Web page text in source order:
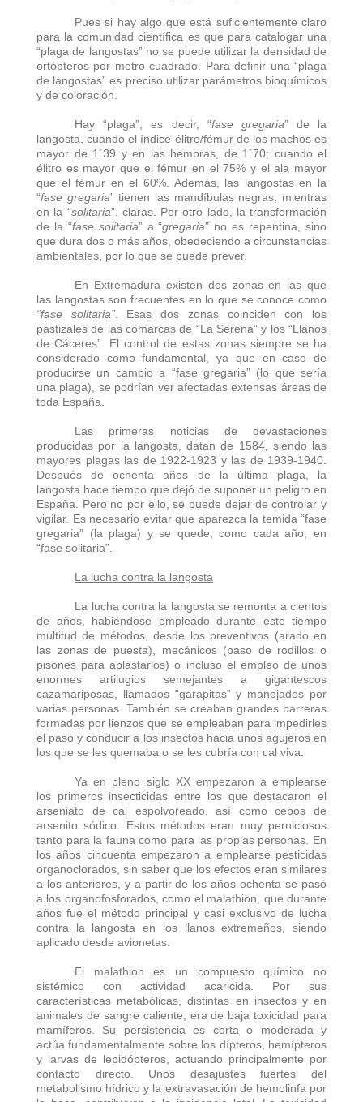
Pues si hay algo que está suficientemente claro
para la comunidad científica es que para catalogar una
“plaga de langostas” no se puede utilizar la densidad de
ortópteros por metro cuadrado. Para definir una “plaga
de langostas” es preciso utilizar parámetros bioquímicos
y de coloración.
Hay “plaga”, es decir, “fase gregaria” de la
langosta, cuando el índice élitro/fémur de los machos es
mayor de 1´39 y en las hembras, de 1´70; cuando el
élitro es mayor que el fémur en el 75% y el ala mayor
que el fémur en el 60%. Además, las langostas en la
“fase gregaria” tienen las mandíbulas negras, mientras
en la “solitaria”, claras. Por otro lado, la transformación
de la “fase solitaria” a “gregaria” no es repentina, sino
que dura dos o más años, obedeciendo a circunstancias
ambientales, por lo que se puede prever.
En Extremadura existen dos zonas en las que
las langostas son frecuentes en lo que se conoce como
“fase solitaria”. Esas dos zonas coinciden con los
pastizales de las comarcas de “La Serena” y los “Llanos
de Cáceres”. El control de estas zonas siempre se ha
considerado como fundamental, ya que en caso de
producirse un cambio a “fase gregaria” (lo que sería
una plaga), se podrían ver afectadas extensas áreas de
toda España.
Las primeras noticias de devastaciones
producidas por la langosta, datan de 1584, siendo las
mayores plagas las de 1922-1923 y las de 1939-1940.
Después de ochenta años de la última plaga, la
langosta hace tiempo que dejó de suponer un peligro en
España. Pero no por ello, se puede dejar de controlar y
vigilar. Es necesario evitar que aparezca la temida “fase
gregaria” (la plaga) y se quede, como cada año, en
“fase solitaria”.
La lucha contra la langosta
La lucha contra la langosta se remonta a cientos
de años, habiéndose empleado durante este tiempo
multitud de métodos, desde los preventivos (arado en
las zonas de puesta), mecánicos (paso de rodillos o
pisones para aplastarlos) o incluso el empleo de unos
enormes artilugios semejantes a gigantescos
cazamariposas, llamados “garapitas” y manejados por
varias personas. También se creaban grandes barreras
formadas por lienzos que se empleaban para impedirles
el paso y conducir a los insectos hacia unos agujeros en
los que se les quemaba o se les cubría con cal viva.
Ya en pleno siglo XX empezaron a emplearse
los primeros insecticidas entre los que destacaron el
arseniato de cal espolvoreado, así como cebos de
arsenito sódico. Estos métodos eran muy perniciosos
tanto para la fauna como para las propias personas. En
los años cincuenta empezaron a emplearse pesticidas
organoclorados, sin saber que los efectos eran similares
a los anteriores, y a partir de los años ochenta se pasó
a los organofosforados, como el malathion, que durante
años fue el método principal y casi exclusivo de lucha
contra la langosta en los llanos extremeños, siendo
aplicado desde avionetas.
El malathion es un compuesto químico no
sistémico con actividad acaricida. Por sus
características metabólicas, distintas en insectos y en
animales de sangre caliente, era de baja toxicidad para
mamíferos. Su persistencia es corta o moderada y
actúa fundamentalmente sobre los dípteros, hemípteros
y larvas de lepidópteros, actuando principalmente por
contacto directo. Unos desajustes fuertes del
metabolismo hídrico y la extravasación de hemolinfa por